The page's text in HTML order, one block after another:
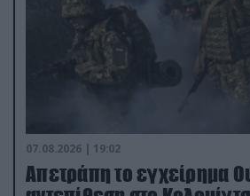
07.08.2026 | 19:02
Απετράπη το εγχείρημα